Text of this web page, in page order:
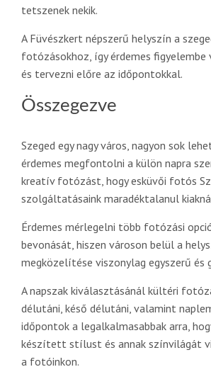
tetszenek nekik.
A Füvészkert népszerű helyszín a
fotózásokhoz, így érdemes figyelembe
és tervezni előre az időpontokkal.
Összegezve
Szeged egy nagy város, nagyon sok
érdemes megfontolni a külön napra
kreatív fotózást, hogy esküvői fotós
szolgáltatásaink maradéktalanul
Érdemes mérlegelni több fotózási
bevonását, hiszen városon belül a
megközelítése viszonylag egyszerű és
A napszak kiválasztásánál kültéri
délutáni, késő délutáni, valamint
időpontok a legalkalmasabbak arra,
készített stílust és annak színvilágát
a fotóinkon.